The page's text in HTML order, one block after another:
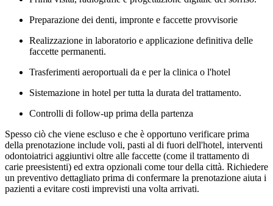
Preparazione dei denti, impronte e faccette provvisorie
Realizzazione in laboratorio e applicazione definitiva delle
faccette permanenti.
Trasferimenti aeroportuali da e per la clinica o l'hotel
Sistemazione in hotel per tutta la durata del trattamento.
Controlli di follow-up prima della partenza
Spesso ciò che viene escluso e che è opportuno verificare prima
della prenotazione include voli, pasti al di fuori dell'hotel, interventi
odontoiatrici aggiuntivi oltre alle faccette (come il trattamento di
carie preesistenti) ed extra opzionali come tour della città. Richiedere
un preventivo dettagliato prima di confermare la prenotazione aiuta i
pazienti a evitare costi imprevisti una volta arrivati.